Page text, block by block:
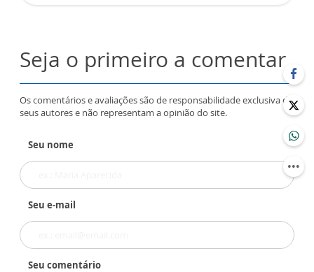
Seja o primeiro a comentar
Os comentários e avaliações são de responsabilidade exclusiva de
seus autores e não representam a opinião do site.
Seu nome
Seu e-mail
Seu comentário